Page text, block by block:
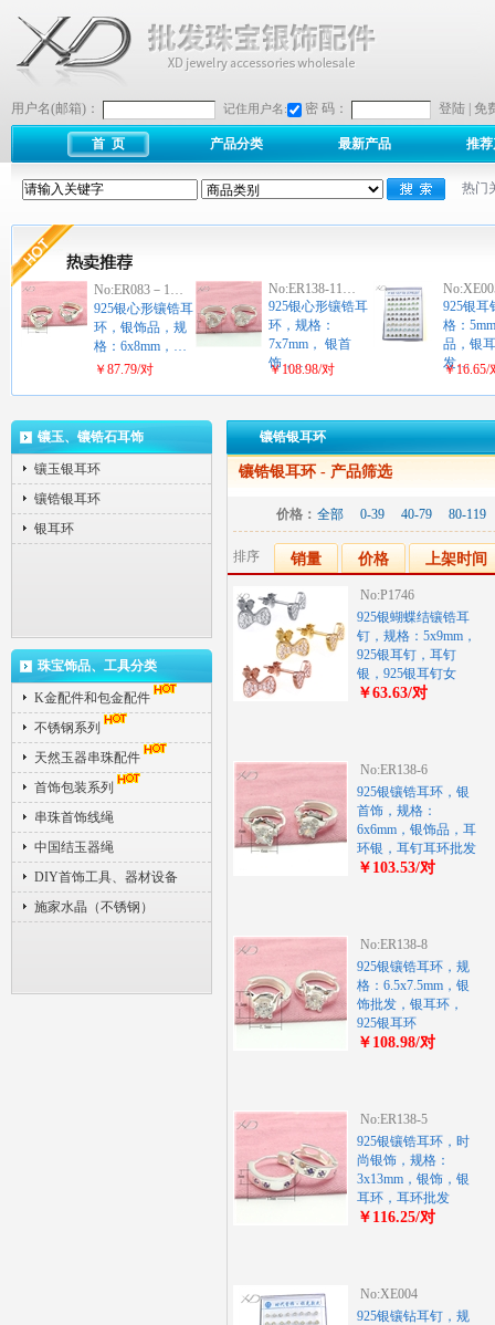
用户名(邮箱)： 记住用户名: 密 码： 登陆 免
首 页 产品分类 最新产品 推
热门
No:ER083－1…
925银心形镶锆耳
环，银饰品，规
格：6x8mm，…
￥87.79/对
No:ER138-11…
925银心形镶锆耳
环，规格：
7x7mm， 银首
饰，…
￥108.98/对
925银耳
格：
品，银
发…
￥16.65/
镶玉、镶锆石耳饰
镶玉银耳环
镶锆银耳环
银耳环
珠宝饰品、工具分类
K金配件和包金配件
不锈钢系列
天然玉器串珠配件
首饰包装系列
串珠首饰线绳
中国结玉器绳
DIY首饰工具、器材设备
施家水晶（不锈钢）
镶锆银耳环
镶锆银耳环 - 产品筛选
价格： 全部 0-39 40-79 80-119
排序 销量 价格 上架时间
No:P1746
925银蝴蝶结镶锆耳
钉，规格：5x9mm，
925银耳钉，耳钉
银，925银耳钉女
￥63.63/对
No:ER138-6
925银镶锆耳环，银
首饰，规格：
6x6mm，银饰品，耳
环银，耳钉耳环批发
￥103.53/对
No:ER138-8
925银镶锆耳环，规
格：6.5x7.5mm，银
饰批发，银耳环，
925银耳环
￥108.98/对
No:ER138-5
925银镶锆耳环，时
尚银饰，规格：
3x13mm，银饰，银
耳环，耳环批发
￥116.25/对
No:XE004
925银镶钻耳钉，规